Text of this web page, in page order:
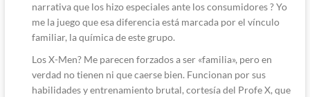
narrativa que los hizo especiales ante los consumidores ? Yo
me la juego que esa diferencia está marcada por el vínculo
familiar, la química de este grupo.
Los X-Men? Me parecen forzados a ser «familia», pero en
verdad no tienen ni que caerse bien. Funcionan por sus
habilidades y entrenamiento brutal, cortesía del Profe X, que